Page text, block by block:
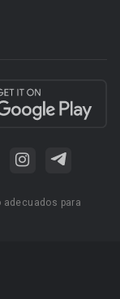
adecuados para